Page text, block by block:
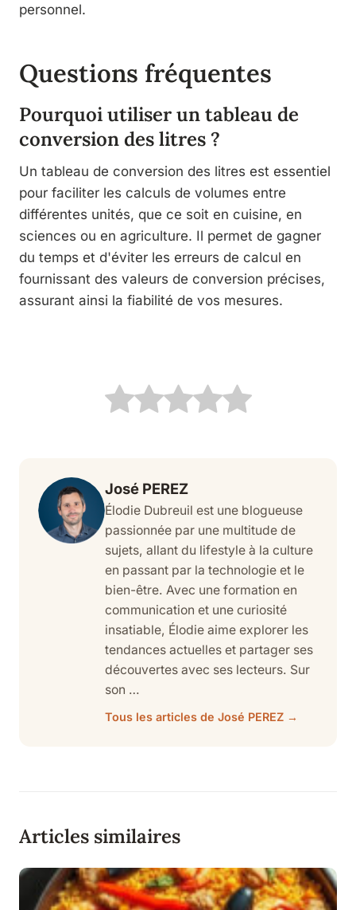
personnel.
Questions fréquentes
Pourquoi utiliser un tableau de
conversion des litres ?
Un tableau de conversion des litres est essentiel
pour faciliter les calculs de volumes entre
différentes unités, que ce soit en cuisine, en
sciences ou en agriculture. Il permet de gagner
du temps et d'éviter les erreurs de calcul en
fournissant des valeurs de conversion précises,
assurant ainsi la fiabilité de vos mesures.
José PEREZ
Élodie Dubreuil est une blogueuse
passionnée par une multitude de
sujets, allant du lifestyle à la culture
en passant par la technologie et le
bien-être. Avec une formation en
communication et une curiosité
insatiable, Élodie aime explorer les
tendances actuelles et partager ses
découvertes avec ses lecteurs. Sur
son …
Tous les articles de José PEREZ →
Articles similaires